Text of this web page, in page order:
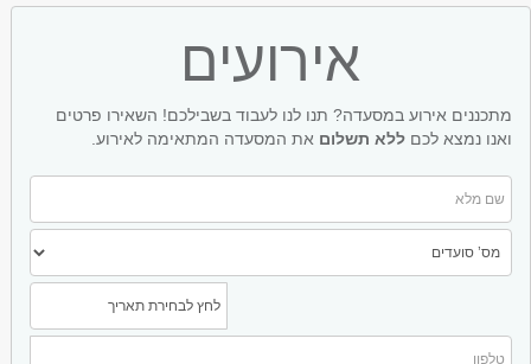
אירועים
מתכננים אירוע במסעדה? תנו לנו לעבוד בשבילכם! השאירו פרטים
ואנו נמצא לכם ללא תשלום את המסעדה המתאימה לאירוע.